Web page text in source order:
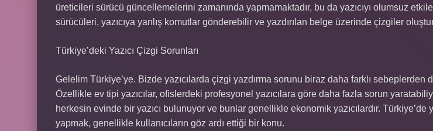
üreticileri sürücü güncellemelerini zamanında yapmamaktadır, bu da yazıcıyı olumsuz
sürücüleri, yazıcıya yanlış komutlar gönderebilir ve yazdırılan belge üzerinde çizgiler
Türkiye’deki Yazıcı Çizgi Sorunları
Gelelim Türkiye’ye. Bizde yazıcılarda çizgi yazdırma sorunu biraz daha farklı sebeplerden
Özellikle ev tipi yazıcılar, ofislerdeki profesyonel yazıcılara göre daha fazla sorun
herkesin evinde bir yazıcı bulunuyor ve bunlar genellikle ekonomik yazıcılardır. Türkiye’de
yapmak, genellikle kullanıcıların göz ardı ettiği bir konu.